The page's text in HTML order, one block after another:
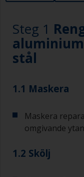
Steg 1
stål
1.1 Maskera
Maskera
omgivande
1.2 Skölj